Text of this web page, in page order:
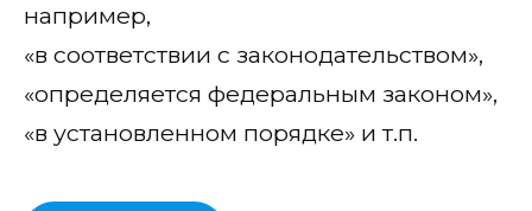
например,
«в соответствии с законодательством»,
«определяется федеральным законом»,
«в установленном порядке» и т.п.